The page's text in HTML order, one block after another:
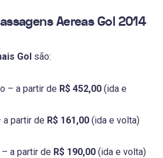
Aereas Gol 2014
Gol são:
– a partir de R$ 452,00 (ida e
a partir de R$ 161,00 (ida e volta)
a partir de R$ 190,00 (ida e volta)